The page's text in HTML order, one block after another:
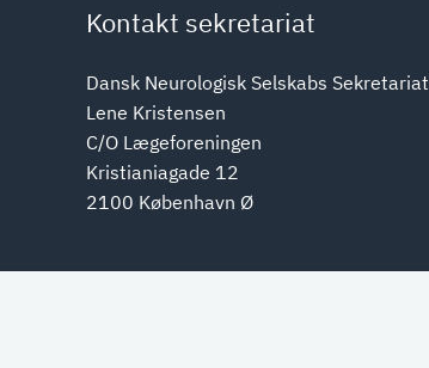
Kontakt sekretariat
Dansk Neurologisk Selskabs Sekretariat
Lene Kristensen
C/O Lægeforeningen
Kristianiagade 12
2100 København Ø